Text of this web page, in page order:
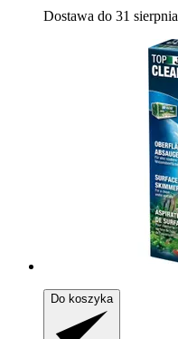
Dostawa do 31 sierpnia
Do koszyka